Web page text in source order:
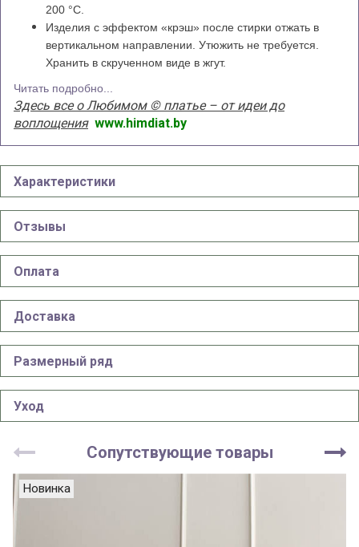
200 °С.
Изделия с эффектом «крэш» после стирки отжать в
вертикальном направлении. Утюжить не требуется.
Хранить в скрученном виде в жгут.
Читать подробно...
Здесь все о Любимом © платье – от идеи до
воплощения www.himdiat.by
Характеристики
Отзывы
Оплата
Доставка
Размерный ряд
Уход
Сопутствующие товары
Новинка